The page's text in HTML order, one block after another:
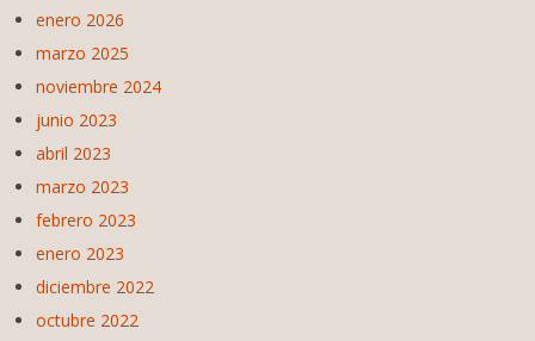
enero 2026
marzo 2025
noviembre 2024
junio 2023
abril 2023
marzo 2023
febrero 2023
enero 2023
diciembre 2022
octubre 2022